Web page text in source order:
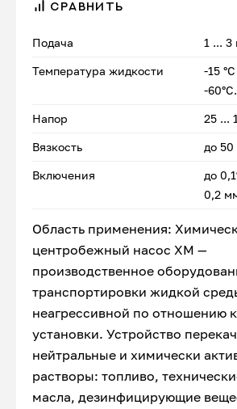
СРАВНИТЬ
Подача 1 ...
Температура жидкости
-15
-
Напор 25 ...
Вязкость до 50
Включения
до
0,2
Область применения:
центробежный насос ХМ —
производственное
транспортировки жидкой
неагрессивной по отношению
установки. Устройство
нейтральные и химически
растворы: топливо,
масла, дезинфицирующие